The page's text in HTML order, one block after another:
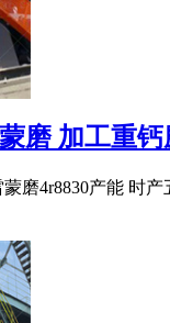
磨 加工重
磨4r8830产能 时